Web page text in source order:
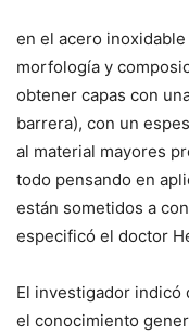
en el acero
morfología y
obtener capas con
barrera), con un
al material mayores
todo pensando en
están sometidos a
especificó el doctor
El investigador indicó
el conocimiento